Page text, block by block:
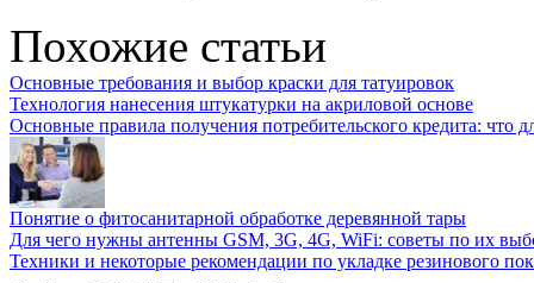
Похожие статьи
Основные требования и выбор краски для татуировок
Технология нанесения штукатурки на акриловой основе
Основные правила получения потребительского кредита: что
Понятие о фитосанитарной обработке деревянной тары
Для чего нужны антенны GSM, 3G, 4G, WiFi: советы по их
Техники и некоторые рекомендации по укладке резинового